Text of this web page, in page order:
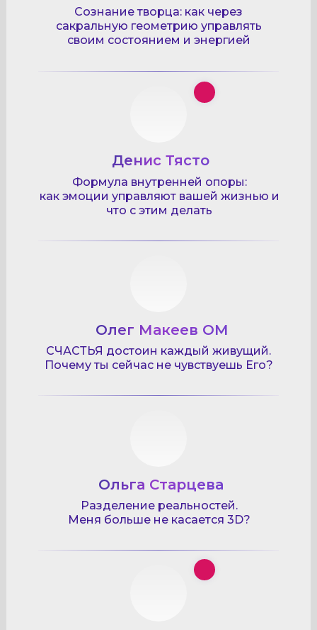
Сознание творца: как через
сакральную геометрию управлять
своим состоянием и энергией
Денис Тясто
Формула внутренней опоры:
как эмоции управляют вашей жизнью и
что с этим делать
СЧАСТЬЯ достоин каждый живущий.
Почему ты сейчас не чувствуешь Его?
Олег Макеев ОМ
Разделение реальностей.
Меня больше не касается 3D?
Ольга Старцева